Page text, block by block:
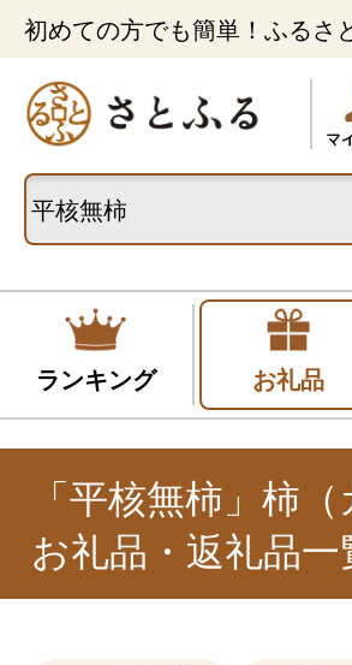
初めての方でも簡単！ふるさ
ランキング お礼品
「平核無柿」柿
お礼品・返礼品一